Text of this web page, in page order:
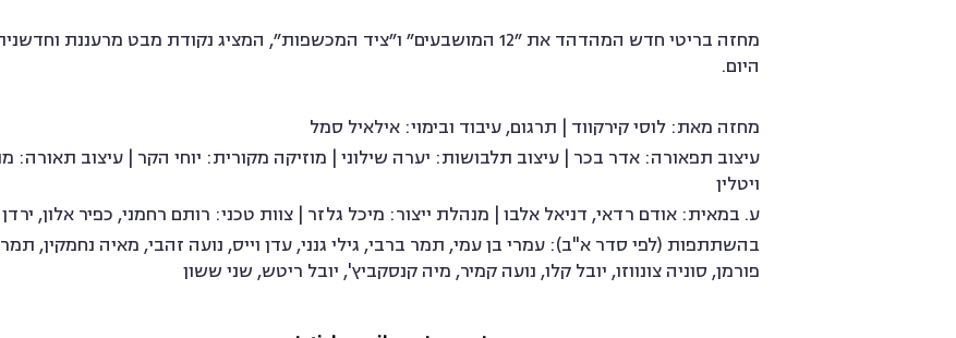
מחזה בריטי חדש המהדהד את ״12 המושבעים״ ו״ציד המכשפות״, המציג נקודת מבט
היום.
מחזה מאת: לוסי קירקווד | תרגום, עיבוד ובימוי: אילאיל סמל
עיצוב תפאורה: אדר בכר | עיצוב תלבושות: יערה שילוני | מוזיקה מקורית: יוחי הקר | עיצוב תאורה:
ויטלין
ע. במאית: אודם רדאי, דניאל אלבו | מנהלת ייצור: מיכל גלזר | צוות טכני: רותם רחמני, כפיר אלון,
בהשתתפות (לפי סדר א"ב): עמרי בן עמי, תמר ברבי, גילי גנני, עדן וייס, נועה זהבי, מאיה נחמקין, תמר
פורמן, סוניה צונווזו, יובל קלו, נועה קמיר, מיה קנסקביץ', יובל ריטש, שני ששון